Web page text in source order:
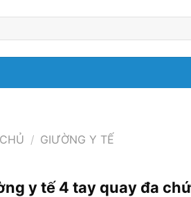
/ GIƯỜNG Y TẾ
y tế 4 tay quay đa